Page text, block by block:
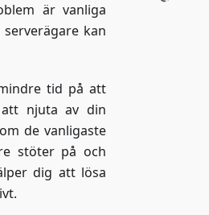
är vanliga
kan
tid på att
njuta av din
de vanligaste
stöter på och
dig att lösa